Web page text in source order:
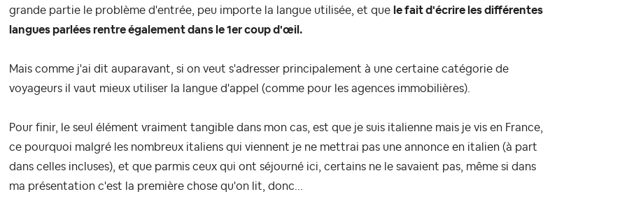
grande partie le problème d'entrée, peu importe la langue utilisée, et que le fait d'écrire les différentes
langues parlées rentre également dans le 1er coup d'œil.
Mais comme j'ai dit auparavant, si on veut s'adresser principalement à une certaine catégorie de
voyageurs il vaut mieux utiliser la langue d'appel (comme pour les agences immobilières).
Pour finir, le seul élément vraiment tangible dans mon cas, est que je suis italienne mais je vis en France,
ce pourquoi malgré les nombreux italiens qui viennent je ne mettrai pas une annonce en italien (à part
dans celles incluses), et que parmis ceux qui ont séjourné ici, certains ne le savaient pas, même si dans
ma présentation c'est la première chose qu'on lit, donc...